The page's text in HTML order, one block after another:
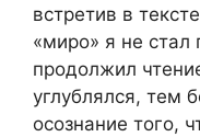
встретив в
«миро» я не стал
продолжил
углублялся, тем
осознание того,